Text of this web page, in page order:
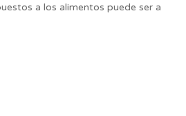
a los alimentos puede ser a